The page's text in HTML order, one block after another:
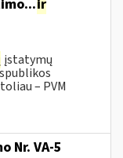
ir
įstatymų
– PVM
Nr. VA-5